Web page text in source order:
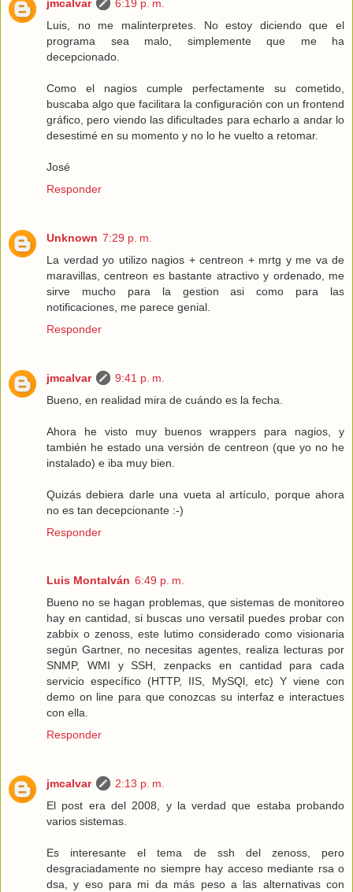
jmcalvar
6:19 p. m.
Luis, no me malinterpretes. No estoy diciendo que el
programa sea malo, simplemente que me ha
decepcionado.
Como el nagios cumple perfectamente su cometido,
buscaba algo que facilitara la configuración con un frontend
gráfico, pero viendo las dificultades para echarlo a andar lo
desestimé en su momento y no lo he vuelto a retomar.
José
Responder
Unknown 7:29 p. m.
La verdad yo utilizo nagios + centreon + mrtg y me va de
maravillas, centreon es bastante atractivo y ordenado, me
sirve mucho para la gestion asi como para las
notificaciones, me parece genial.
Responder
jmcalvar
9:41 p. m.
Bueno, en realidad mira de cuándo es la fecha.
Ahora he visto muy buenos wrappers para nagios, y
también he estado una versión de centreon (que yo no he
instalado) e iba muy bien.
Quizás debiera darle una vueta al artículo, porque ahora
no es tan decepcionante :-)
Responder
Luis Montalván 6:49 p. m.
Bueno no se hagan problemas, que sistemas de monitoreo
hay en cantidad, si buscas uno versatil puedes probar con
zabbix o zenoss, este lutimo considerado como visionaria
según Gartner, no necesitas agentes, realiza lecturas por
SNMP, WMI y SSH, zenpacks en cantidad para cada
servicio específico (HTTP, IIS, MySQl, etc) Y viene con
demo on line para que conozcas su interfaz e interactues
con ella.
Responder
jmcalvar
2:13 p. m.
El post era del 2008, y la verdad que estaba probando
varios sistemas.
Es interesante el tema de ssh del zenoss, pero
desgraciadamente no siempre hay acceso mediante rsa o
dsa, y eso para mi da más peso a las alternativas con